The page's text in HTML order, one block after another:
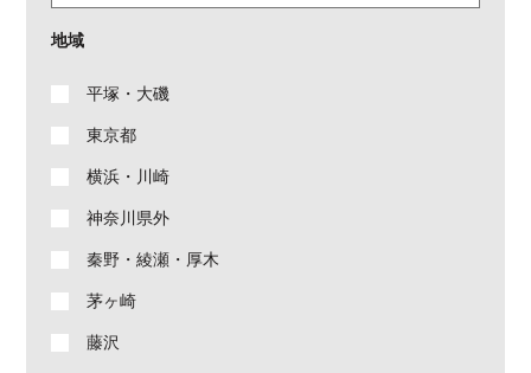
地域
平塚・大磯
東京都
横浜・川崎
神奈川県外
秦野・綾瀬・厚木
茅ヶ崎
藤沢